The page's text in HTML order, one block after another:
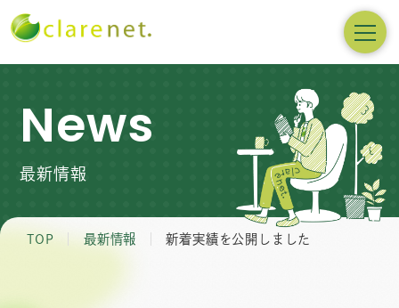
News
最新情報
TOP 最新情報 新着実績を公開しました